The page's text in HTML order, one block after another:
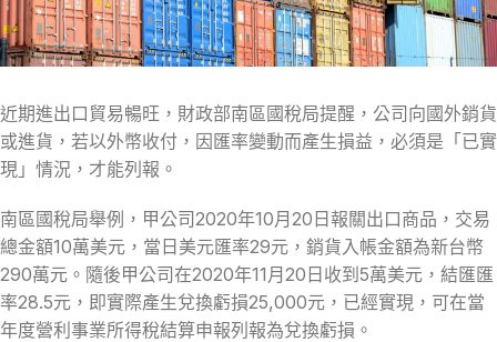
近期進出口貿易暢旺，財政部南區國稅局提醒，公司向國外銷貨
或進貨，若以外幣收付，因匯率變動而產生損益，必須是「已實
現」情況，才能列報。
南區國稅局舉例，甲公司2020年10月20日報關出口商品，交易
總金額10萬美元，當日美元匯率29元，銷貨入帳金額為新台幣
290萬元。隨後甲公司在2020年11月20日收到5萬美元，結匯匯
率28.5元，即實際產生兌換虧損25,000元，已經實現，可在當
年度營利事業所得稅結算申報列報為兌換虧損。